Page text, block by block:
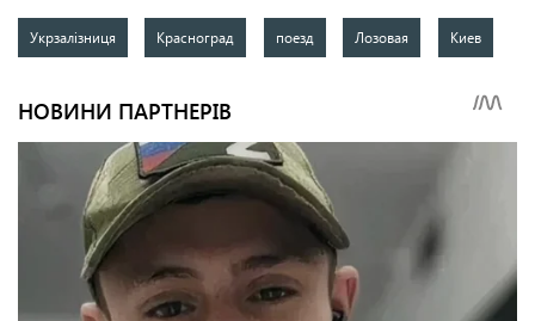
Укрзалізниця Красноград поезд Лозовая Киев